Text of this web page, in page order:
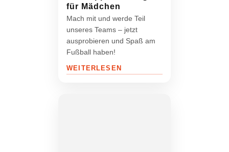
für Mädchen
Mach mit und werde Teil
unseres Teams – jetzt
ausprobieren und Spaß am
Fußball haben!
WEITERLESEN